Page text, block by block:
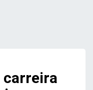
carreira